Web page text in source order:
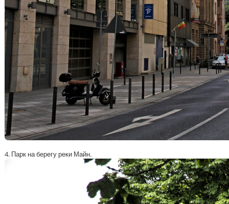
4. Парк на берегу реки Майн.